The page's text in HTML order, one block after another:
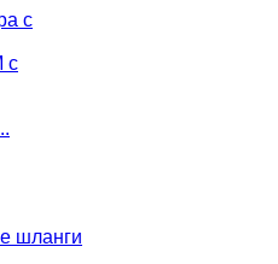
c
с
шланги